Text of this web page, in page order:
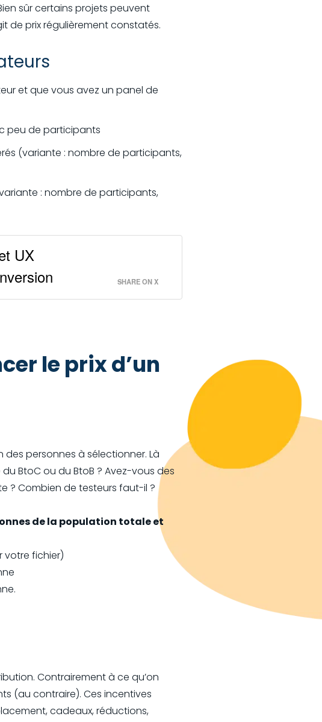
sûr certains projets peuvent
de prix régulièrement constatés.
et que vous avez un panel de
peu de participants
(variante : nombre de participants,
: nombre de participants,
UX
SHARE ON X
le prix d’un
personnes à sélectionner. Là
BtoC ou du BtoB ? Avez-vous des
? Combien de testeurs faut-il ?
de la population totale et
votre fichier)
Contrairement à ce qu’on
(au contraire). Ces incentives
cadeaux, réductions,